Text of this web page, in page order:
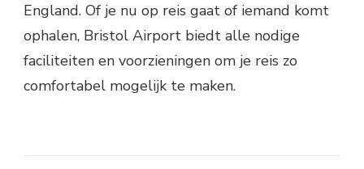
England. Of je nu op reis gaat of iemand komt
ophalen, Bristol Airport biedt alle nodige
faciliteiten en voorzieningen om je reis zo
comfortabel mogelijk te maken.